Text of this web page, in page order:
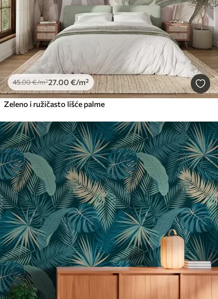
45.00€/m²27 .00 €/m²
Zeleno i ružičasto lišće palme